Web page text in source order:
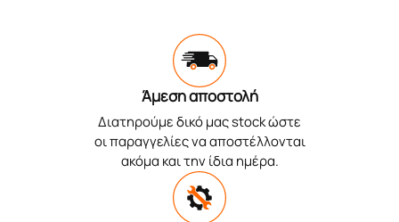
Άμεση αποστολή
Διατηρούμε δικό μας stock ώστε
οι παραγγελίες να αποστέλλονται
ακόμα και την ίδια ημέρα.